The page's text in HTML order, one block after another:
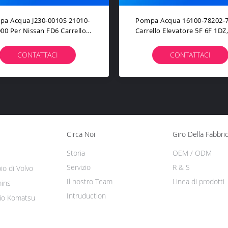
Valvola Freno Di
Per Autocarri
CONTATTACI
Pompa Idraulica Doppia
Per Macchine Per La
CONTATTACI
Komatsu
di Volvo
Circa Noi
Intruduction
Storia
Servizio
Il nostro Team
Giro Della
Linea di prodotti
OEM / ODM
R & S